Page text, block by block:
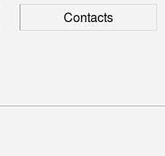
Contacts